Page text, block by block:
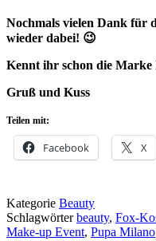
Nochmals vielen Dank für
wieder dabei! 😉
Kennt ihr schon die Marke
Gruß und Kuss
Teilen mit:
Facebook X
Kategorie Beauty
Schlagwörterbeauty, Fox-
Make-up Event, Pupa Milano